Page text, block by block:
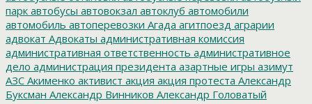
парк автобусы автовокзал автоклуб автомобили
автомобиль автоперевозки Агада агитпоезд аграрии
адвокат Адвокаты административная комиссия
административная ответственность административное
дело администрация президента азартные игры азимут
АЗС Акименко активист акция акция протеста Александр
Буксман Александр Винников Александр Головатый